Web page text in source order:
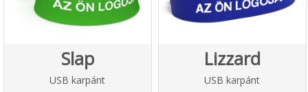
Slap
USB karpánt
Lizzard
USB karpánt